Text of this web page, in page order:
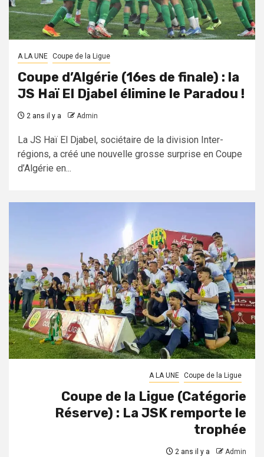
A LA UNE Coupe de la Ligue
Coupe d’Algérie (16es de finale) : la
JS Haï El Djabel élimine le Paradou !
2 ans il y a Admin
La JS Haï El Djabel, sociétaire de la division Inter-
régions, a créé une nouvelle grosse surprise en Coupe
d’Algérie en...
A LA UNE Coupe de la Ligue
Coupe de la Ligue (Catégorie
Réserve) : La JSK remporte le
trophée
2 ans il y a Admin